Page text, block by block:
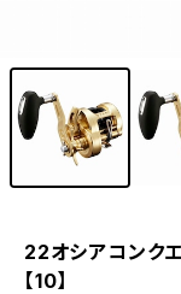
22オシアコンク
【10】